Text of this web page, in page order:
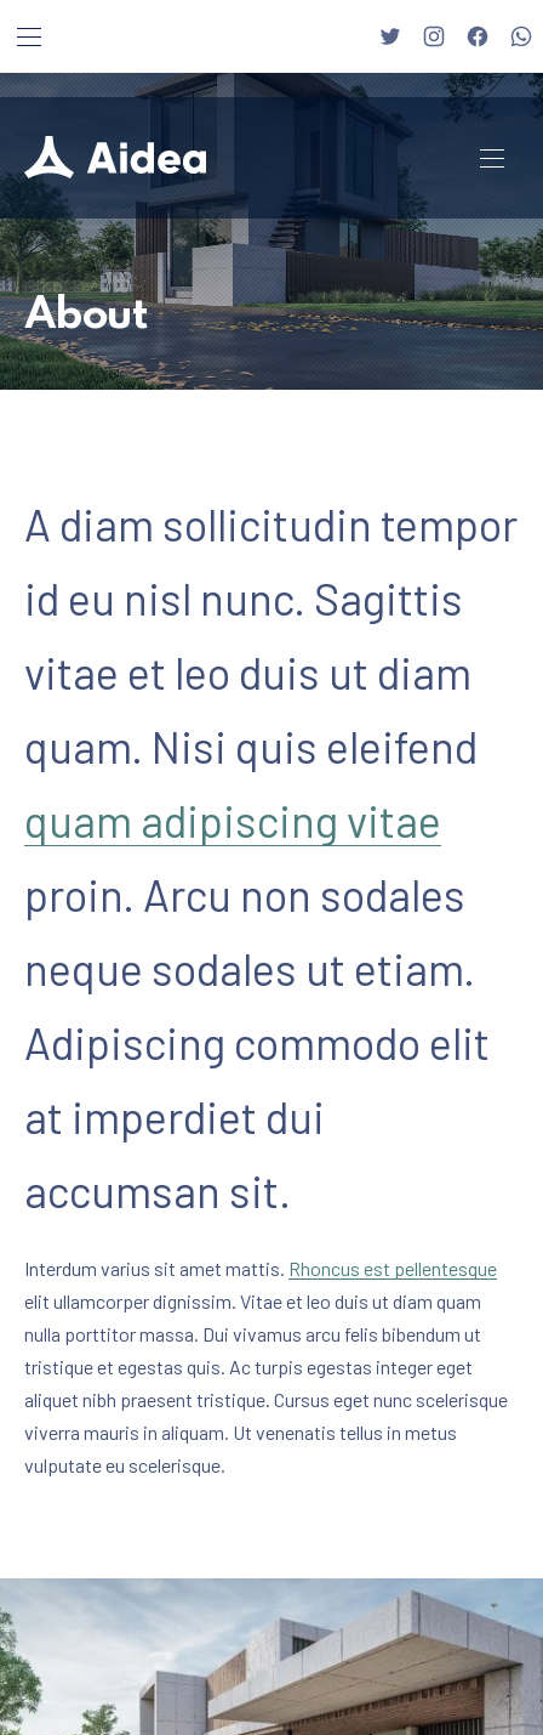
BAR NAVIGATION New Window
New Window
New
About
A diam sollicitudin tempor
id eu nisl nunc. Sagittis
vitae et leo duis ut diam
quam. Nisi quis eleifend
quam adipiscing vitae
proin. Arcu non sodales
neque sodales ut etiam.
Adipiscing commodo elit
at imperdiet dui
accumsan sit.
Interdum varius sit amet mattis. Rhoncus est pellentesque
elit ullamcorper dignissim. Vitae et leo duis ut diam quam
nulla porttitor massa. Dui vivamus arcu felis bibendum ut
tristique et egestas quis. Ac turpis egestas integer eget
aliquet nibh praesent tristique. Cursus eget nunc scelerisque
viverra mauris in aliquam. Ut venenatis tellus in metus
vulputate eu scelerisque.